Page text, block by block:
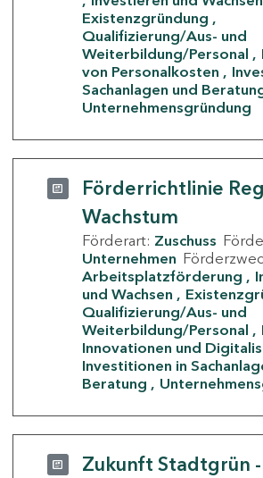
Existenzgründung
Qualifizierung/Aus- und
Weiterbildung/Personal
von Personalkosten
Sachanlagen und
Unternehmensgründung
Förderrichtlinie
Wachstum
Förderart: Zuschuss
Unternehmen
Arbeitsplatzförderung
und Wachsen
Qualifizierung/Aus- und
Weiterbildung/Personal
Innovationen und
Investitionen in
Beratung
Zukunft Stadtgrün -